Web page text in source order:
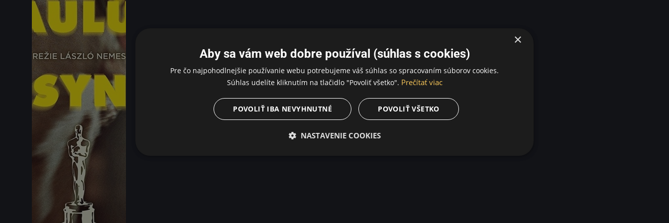
×
Aby sa vám web dobre používal (súhlas s cookies)
Pre čo najpohodlnejšie používanie webu potrebujeme váš súhlas so spracovaním súborov cookies.
Súhlas udelíte kliknutím na tlačidlo "Povoliť všetko". Prečítať viac
POVOLIŤ VŠETKO
POVOLIŤ IBA NEVYHNUTNÉ
NASTAVENIE COOKIES